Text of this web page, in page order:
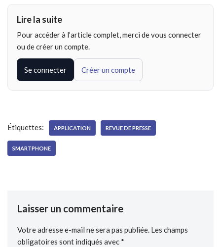
Lire la suite
Pour accéder à l’article complet, merci de vous connecter
ou de créer un compte.
Se connecter Créer un compte
Étiquettes: APPLICATION REVUE DE PRESSE
SMARTPHONE
Laisser un commentaire
Votre adresse e-mail ne sera pas publiée. Les champs
obligatoires sont indiqués avec *